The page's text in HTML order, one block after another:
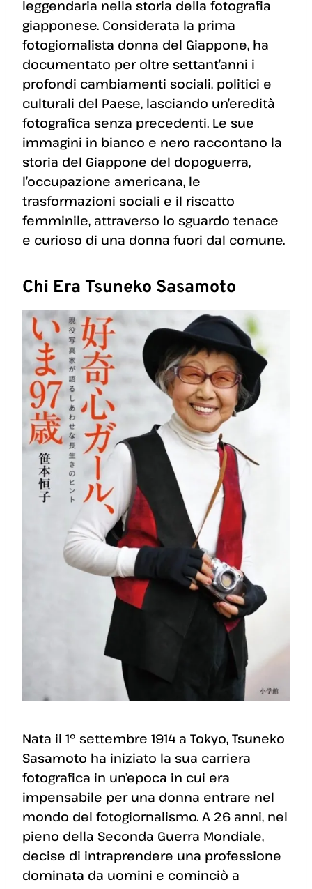
leggendaria nella storia della fotografia
giapponese. Considerata la prima
fotogiornalista donna del Giappone, ha
documentato per oltre settant’anni i
profondi cambiamenti sociali, politici e
culturali del Paese, lasciando un’eredità
fotografica senza precedenti. Le sue
immagini in bianco e nero raccontano la
storia del Giappone del dopoguerra,
l’occupazione americana, le
trasformazioni sociali e il riscatto
femminile, attraverso lo sguardo tenace
e curioso di una donna fuori dal comune.
Chi Era Tsuneko Sasamoto
Nata il 1° settembre 1914 a Tokyo, Tsuneko
Sasamoto ha iniziato la sua carriera
fotografica in un’epoca in cui era
impensabile per una donna entrare nel
mondo del fotogiornalismo. A 26 anni, nel
pieno della Seconda Guerra Mondiale,
decise di intraprendere una professione
dominata da uomini e cominciò a